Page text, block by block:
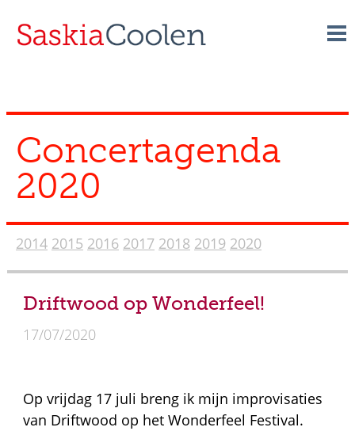
content
Concert­agenda
2020
2014 2015 2016 2017 2018 2019 2020
Driftwood op Wonderfeel!
17/07/2020
Op vrijdag 17 juli breng ik mijn improvisaties
van Driftwood op het Wonderfeel Festival.